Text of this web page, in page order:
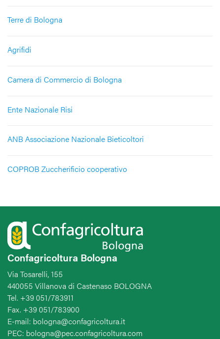
Terre di Bologna
Agrifidi
Camera di Commercio di Bologna
Ente Nazionale Risi
ANB Associazione Nazionale Bieticoltori
COPROB Zuccherificio cooperativo
Confagricoltura Bologna
Via Tosarelli, 155
440055 Villanova di Castenaso BOLOGNA
Tel. +39 051/783911
Fax. +39 051/783900
E-mail: bologna@confagricoltura.it
PEC: bologna@pec.confagricoltura.com